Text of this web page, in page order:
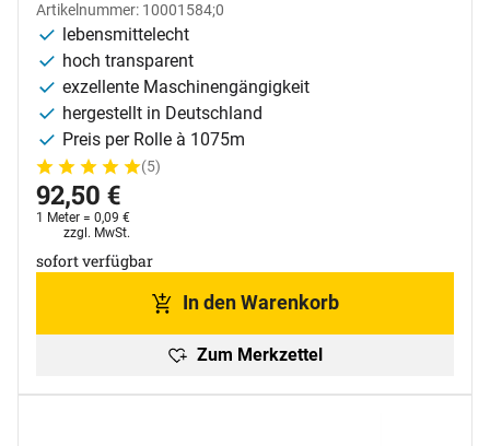
Artikelnummer: 10001584;0
lebensmittelecht
hoch transparent
exzellente Maschinengängigkeit
hergestellt in Deutschland
Preis per Rolle à 1075m
Bewertung: 5 von 5 (5 Bewertungen)
5 Bewertungen
(5)
92,50 €
1 Meter = 0,09 €
Steuerhinweis:
zzgl. MwSt.
sofort verfügbar
In den Warenkorb
Zum Merkzettel